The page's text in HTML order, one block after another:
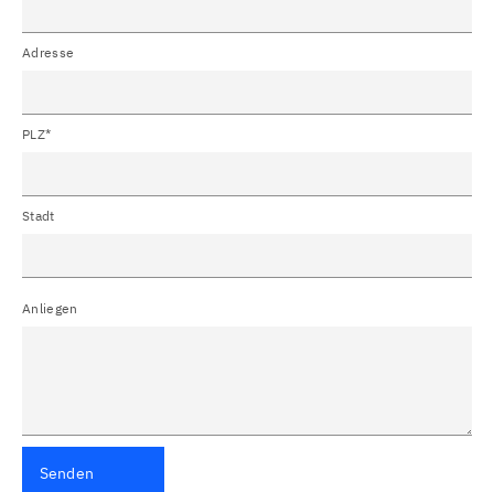
Adresse
PLZ*
Stadt
Anliegen
Senden